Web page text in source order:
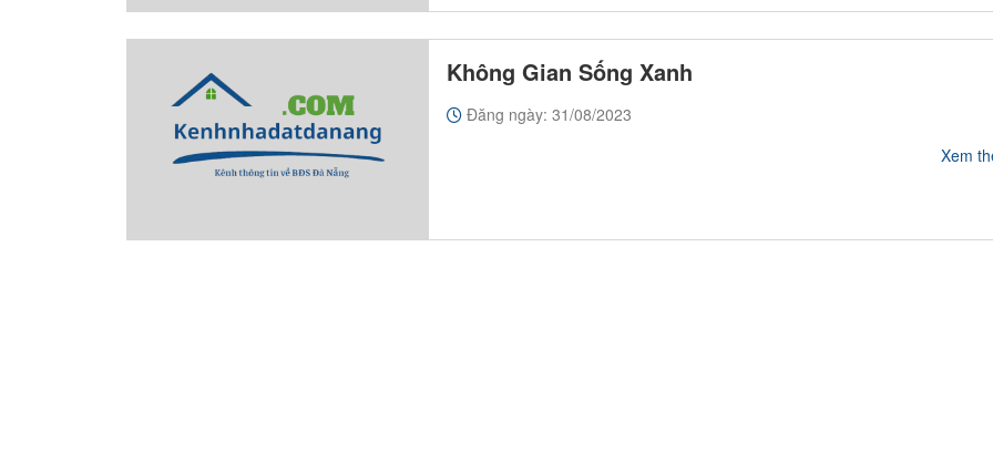
Không Gian Sống Xanh
Đăng ngày: 31/08/2023
Xem